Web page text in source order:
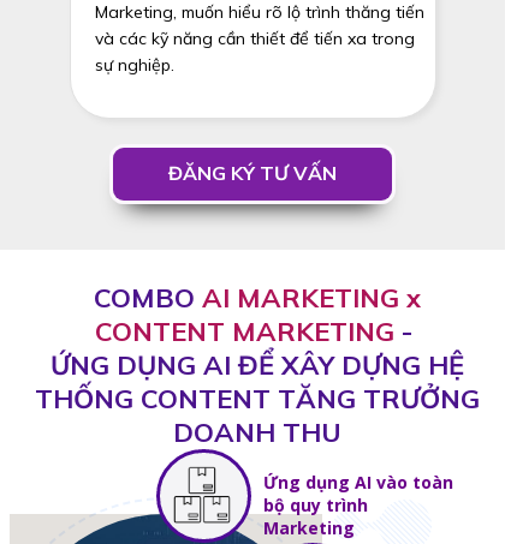
Marketing, muốn hiểu rõ lộ trình thăng tiến
và các kỹ năng cần thiết để tiến xa trong
sự nghiệp.
ĐĂNG KÝ TƯ VẤN
COMBO AI MARKETING x
CONTENT MARKETING -
ỨNG DỤNG AI ĐỂ XÂY DỰNG HỆ
THỐNG CONTENT TĂNG TRƯỞNG
DOANH THU
Ứng dụng AI vào toàn
bộ quy trình
Marketing